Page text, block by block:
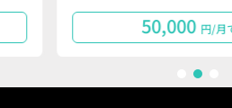
50,000 円/月で